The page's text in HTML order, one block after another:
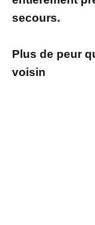
secours.
Plus de peur
voisin